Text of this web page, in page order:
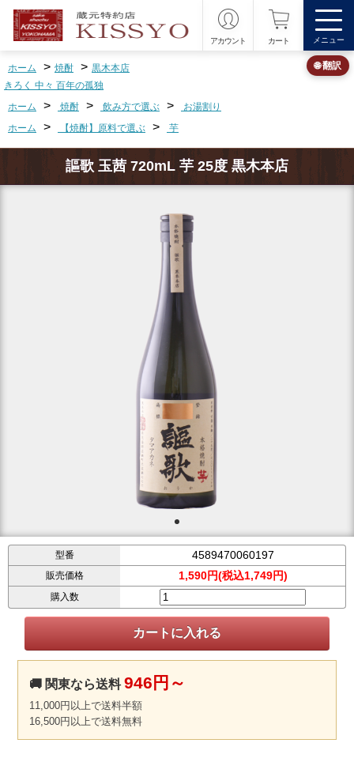
アカウント カート メニュー
ホーム > 焼酎 > 黒木本店
きろく 中々 百年の孤独
ホーム
> 焼酎 > 飲み方で選ぶ >
お湯割り
ホーム
> 【焼酎】原料で選ぶ > 芋
謳歌 玉茜 720mL 芋 25度 黒木本店
型番 4589470060197
販売価格 1,590円(税込1,749円)
購入数
🚚 関東なら送料946円～
11,000円以上で送料半額
16,500円以上で送料無料
🌐 翻訳